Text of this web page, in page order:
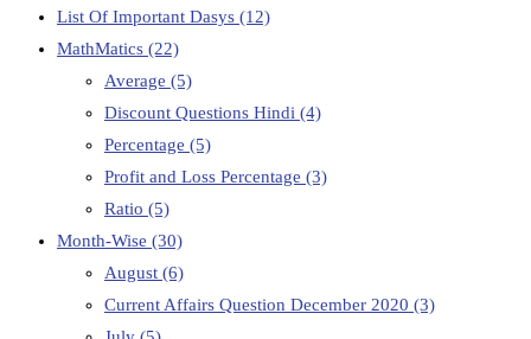
List Of Important Dasys (12)
MathMatics (22)
Average (5)
Discount Questions Hindi (4)
Percentage (5)
Profit and Loss Percentage (3)
Ratio (5)
Month-Wise (30)
August (6)
Current Affairs Question December 2020 (3)